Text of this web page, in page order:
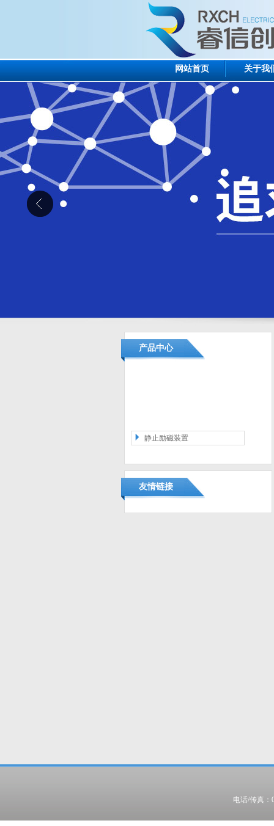
网站首页 关于我
产品中心
静止励磁装置
友情链接
电话/传真：